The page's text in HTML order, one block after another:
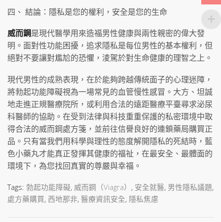
四、 結論：隱私是您的權利，安全是您的生命
威而鋼是現代醫學用來造福男性健康與兩性親密的偉大發
明。面對性功能困擾，追求隱私是每位男性的基本權利，但
絕對不要讓對尷尬的恐懼，淩駕於對生命健康的理智之上。
現代男性的成熟表現，在於能夠跨越傳統面子的心理迷障，
將勃起功能障礙視為一場常見的血管慢性感冒。大方、坦誠
地走進正規醫療院所，或利用合法的遠距醫療平臺尋求泌尿
科醫師的協助。在受到法律與科技重重保護的私密環境中取
得合法的威而鋼處方箋，並前往信譽良好的連鎖藥局購買正
品。只有當我們用科學與理性的態度解開隱私的死結時，藍
色小藥丸才能真正發揮其健康的福祉，在最安全、最體面的
環境下，為您找回真實的尊嚴與幸福。
Tags: 勃起功能障礙, 威而鋼（Viagra） , 安全就醫, 男性隱私議題,
處方藥購買, 西地那非, 醫療資訊安全, 隱私焦慮